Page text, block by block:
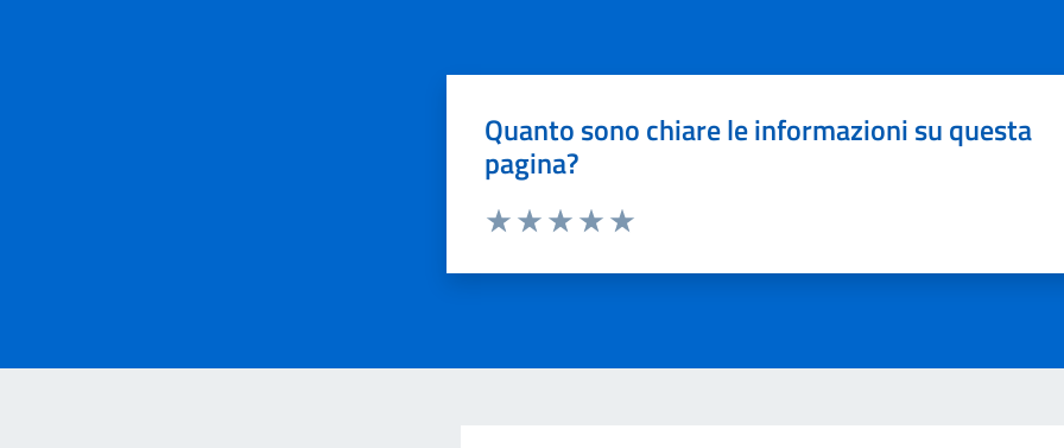
Quanto sono chiare le informazioni su questa
pagina?